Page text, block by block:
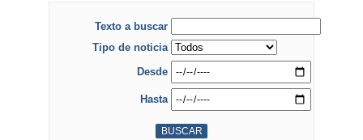
Texto a buscar
Tipo de noticia
Desde
Hasta